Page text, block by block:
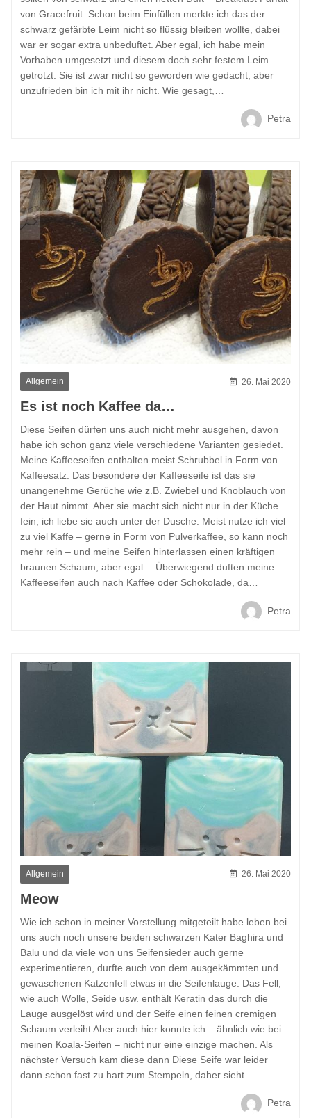
von Gracefruit. Schon beim Einfüllen merkte ich das der
schwarz gefärbte Leim nicht so flüssig bleiben wollte, dabei
war er sogar extra unbeduftet. Aber egal, ich habe mein
Vorhaben umgesetzt und diesem doch sehr festem Leim
getrotzt. Sie ist zwar nicht so geworden wie gedacht, aber
unzufrieden bin ich mit ihr nicht. Wie gesagt,…
Petra
Allgemein 26. Mai 2020
Es ist noch Kaffee da…
Diese Seifen dürfen uns auch nicht mehr ausgehen, davon
habe ich schon ganz viele verschiedene Varianten gesiedet.
Meine Kaffeeseifen enthalten meist Schrubbel in Form von
Kaffeesatz. Das besondere der Kaffeeseife ist das sie
unangenehme Gerüche wie z.B. Zwiebel und Knoblauch von
der Haut nimmt. Aber sie macht sich nicht nur in der Küche
fein, ich liebe sie auch unter der Dusche. Meist nutze ich viel
zu viel Kaffe – gerne in Form von Pulverkaffee, so kann noch
mehr rein – und meine Seifen hinterlassen einen kräftigen
braunen Schaum, aber egal… Überwiegend duften meine
Kaffeeseifen auch nach Kaffee oder Schokolade, da…
Petra
Allgemein 26. Mai 2020
Meow
Wie ich schon in meiner Vorstellung mitgeteilt habe leben bei
uns auch noch unsere beiden schwarzen Kater Baghira und
Balu und da viele von uns Seifensieder auch gerne
experimentieren, durfte auch von dem ausgekämmten und
gewaschenen Katzenfell etwas in die Seifenlauge. Das Fell,
wie auch Wolle, Seide usw. enthält Keratin das durch die
Lauge ausgelöst wird und der Seife einen feinen cremigen
Schaum verleiht Aber auch hier konnte ich – ähnlich wie bei
meinen Koala-Seifen – nicht nur eine einzige machen. Als
nächster Versuch kam diese dann Diese Seife war leider
dann schon fast zu hart zum Stempeln, daher sieht…
Petra